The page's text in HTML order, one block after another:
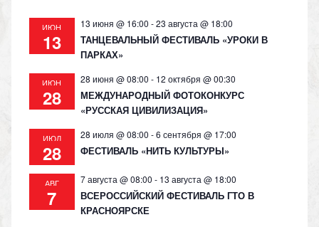
ИЮН
13
13 июня @ 16:00 -23 августа @ 18:00
ТАНЦЕВАЛЬНЫЙ ФЕСТИВАЛЬ «УРОКИ В
ПАРКАХ»
ИЮН
28
28 июня @ 08:00 - 12 октября @ 00:30
МЕЖДУНАРОДНЫЙ ФОТОКОНКУРС
«РУССКАЯ ЦИВИЛИЗАЦИЯ»
ИЮЛ
28
28 июля @ 08:00 -6 сентября @ 17:00
ФЕСТИВАЛЬ «НИТЬ КУЛЬТУРЫ»
АВГ
7
7 августа @ 08:00 - 13 августа @ 18:00
ВСЕРОССИЙСКИЙ ФЕСТИВАЛЬ ГТО В
КРАСНОЯРСКЕ